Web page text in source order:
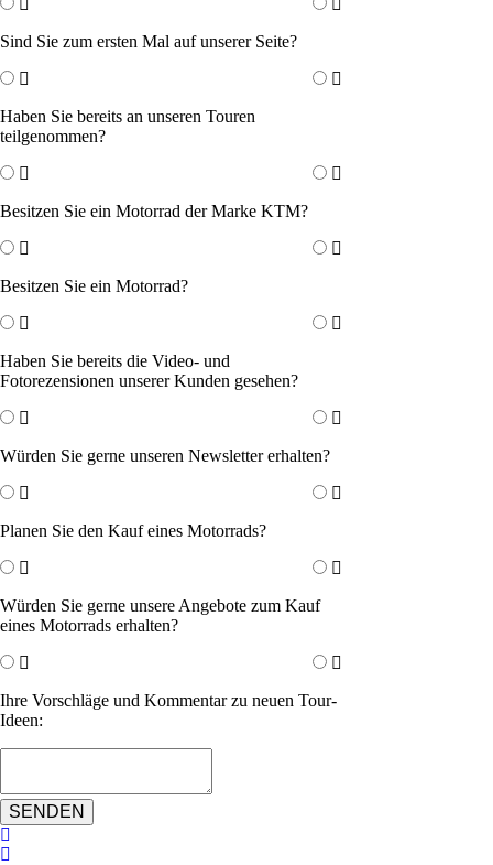
Sind Sie zum ersten Mal auf unserer Seite?
Haben Sie bereits an unseren Touren
teilgenommen?
Besitzen Sie ein Motorrad der Marke KTM?
Besitzen Sie ein Motorrad?
Haben Sie bereits die Video- und
Fotorezensionen unserer Kunden gesehen?
Würden Sie gerne unseren Newsletter erhalten?
Planen Sie den Kauf eines Motorrads?
Würden Sie gerne unsere Angebote zum Kauf
eines Motorrads erhalten?
Ihre Vorschläge und Kommentar zu neuen Tour-
Ideen:
SENDEN